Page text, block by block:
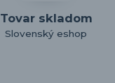
Tovar skladom
Slovenský eshop